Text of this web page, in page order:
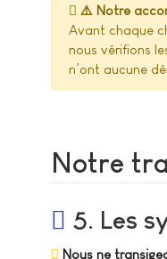
⚠️ Notre
Avant chaque
nous vérifions
n’ont aucune
Notre
5. Les
Nous ne